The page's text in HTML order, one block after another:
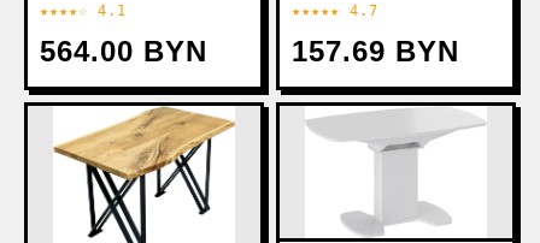
ОРЕХ/ОРЕХ СВЕТЛЫЙ)
★★★★☆ 4.1
564.00 BYN
★★★★★ 4.7
157.69 BYN